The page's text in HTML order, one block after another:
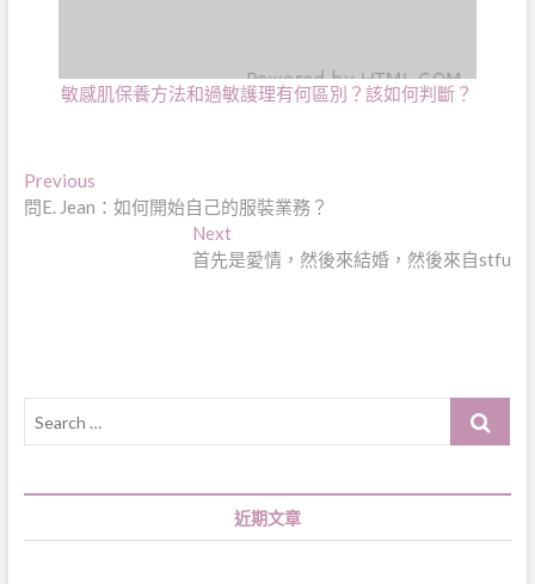
敏感肌保養方法和過敏護理有何區別？該如何判斷？
文
章
PreviousPrevious
post:
問E. Jean：如何開始自己的服裝業務？
NextNext
post:
首先是愛情，然後來結婚，然後來自stfu
Search
近期文章